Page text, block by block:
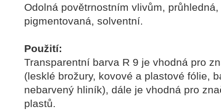
Odolná povětrnostním vlivům,
pigmentovaná, solventní.
Použití:
Transparentní barva R 9 je vhodná pro
(lesklé brožury, kovové a plastové fólie,
nebarvený hliník), dále je vhodná pro
plastů.